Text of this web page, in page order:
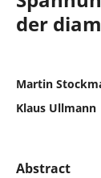
der
Martin
Klaus Ullmann
Abstract